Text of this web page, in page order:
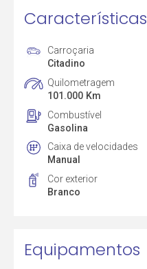
Características
Carroçaria
Citadino
Quilometragem
101.000 Km
Combustível
Gasolina
Caixa de velocidades
Manual
Cor exterior
Branco
Equipamentos